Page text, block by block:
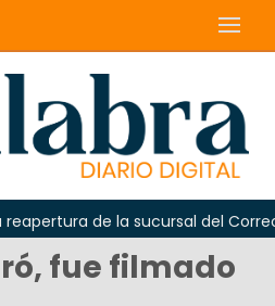
de la sucursal del Correo
fue filmado